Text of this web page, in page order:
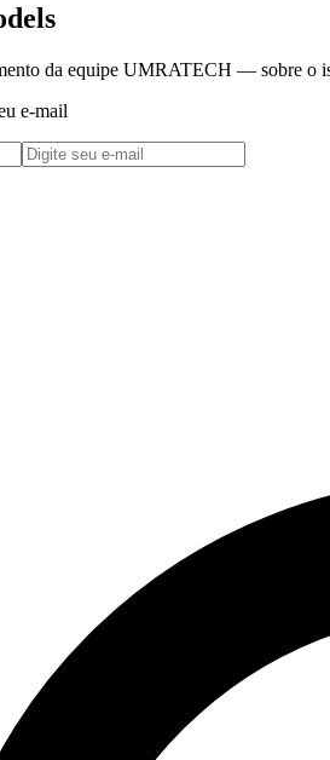
da equipe UMRATECH — sobre o
e-mail